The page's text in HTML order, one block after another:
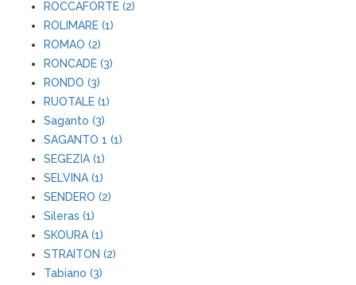
ROCCAFORTE (2)
ROLIMARE (1)
ROMAO (2)
RONCADE (3)
RONDO (3)
RUOTALE (1)
Saganto (3)
SAGANTO 1 (1)
SEGEZIA (1)
SELVINA (1)
SENDERO (2)
Sileras (1)
SKOURA (1)
STRAITON (2)
Tabiano (3)